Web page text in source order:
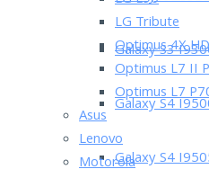
Galaxy S3
Galaxy S4
Galaxy S4
LG Tribute
Optimus 4X HD
Optimus L7 II
Optimus L7
Asus
Lenovo
Motorola